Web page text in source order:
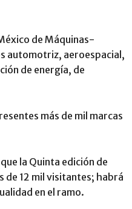
de Máquinas-
automotriz, aeroespacial,
de energía, de
más de mil marcas
la Quinta edición de
de 12 mil visitantes; habrá
en el ramo.